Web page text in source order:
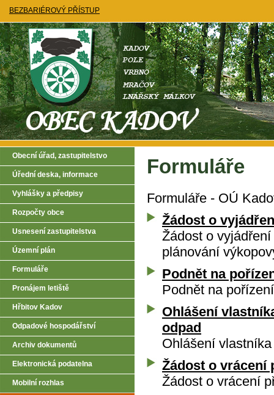
BEZBARIÉROVÝ PŘÍSTUP
Formuláře
Formuláře - OÚ
Žádost o
Žádost o
plánování
Podnět na
Podnět na
Ohlášení
odpad
Ohlášení
Žádost o vrácení
Žádost o vrácení
Obecní úřad, zastupitelstvo
Úřední deska, informace
Vyhlášky a předpisy
Rozpočty obce
Usnesení zastupitelstva
Územní plán
Formuláře
Pronájem letiště
Hřbitov Kadov
Odpadové hospodářství
Archiv dokumentů
Elektronická podatelna
Mobilní rozhlas